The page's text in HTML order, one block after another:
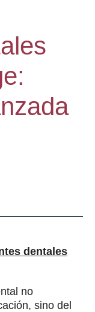
dentales
no
sino del